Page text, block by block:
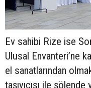
Ev sahibi Rize ise
Ulusal Envanteri’ne
el sanatlarından
taşıyıcısı ile